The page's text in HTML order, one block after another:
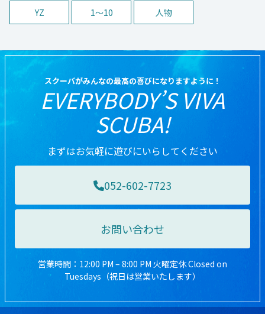
YZ 1〜10 人物
スクーバがみんなの最高の喜びになりますように！
EVERYBODY’S VIVA
SCUBA!
まずはお気軽に遊びにいらしてください
052-602-7723
お問い合わせ
営業時間：12:00 PM – 8:00 PM 火曜定休 Closed on
Tuesdays（祝日は営業いたします）